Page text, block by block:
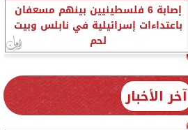
إصابة 6 فلسطينيين بينهم مسعفان
باعتداءات إسرائيلية في نابلس وبيت
لحم
آخر الأخبار